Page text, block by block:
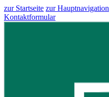
zur Startseite zur Hauptnavigation
Kontaktformular